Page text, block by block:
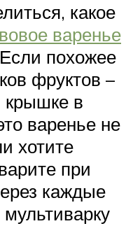
какое
варенье
похожее
фруктов –
крышке в
варенье не
хотите
при
каждые